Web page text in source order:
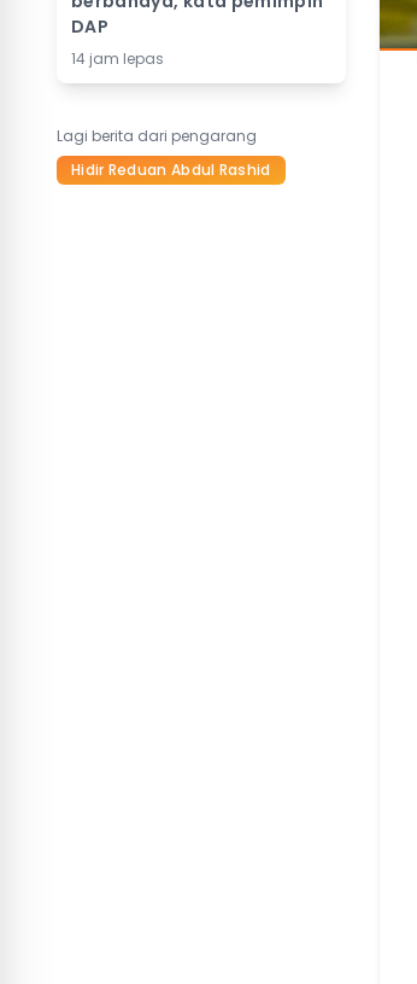
DAP
14 jam lepas
Lagi berita dari pengarang
Hidir Reduan Abdul Rashid